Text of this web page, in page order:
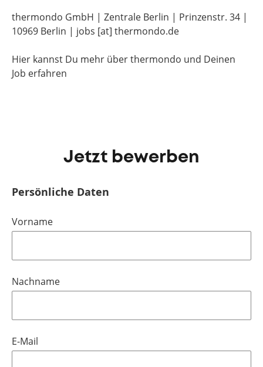
thermondo GmbH | Zentrale Berlin | Prinzenstr. 34 |
10969 Berlin | jobs [at] thermondo.de
Hier kannst Du mehr über thermondo und Deinen
Job erfahren
Jetzt bewerben
Persönliche Daten
Vorname
Nachname
E-Mail